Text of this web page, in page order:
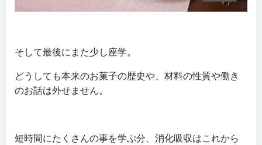
そして最後にまた少し座学。
どうしても本来のお菓子の歴史や、材料の性質や働き
のお話は外せません。
短時間にたくさんの事を学ぶ分、消化吸収はこれから